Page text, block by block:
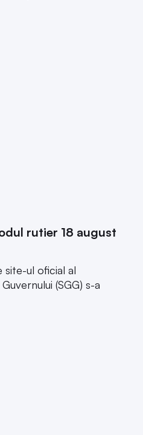
rutier 18 august
site-ul oficial al
(SGG) s-a